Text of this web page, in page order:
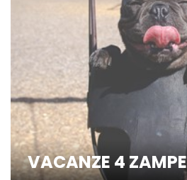
VACANZE 4 ZAMPE